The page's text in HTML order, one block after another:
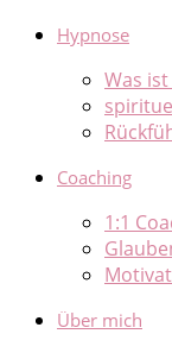
Hypnose
Was
Coaching
1:1
Über mich